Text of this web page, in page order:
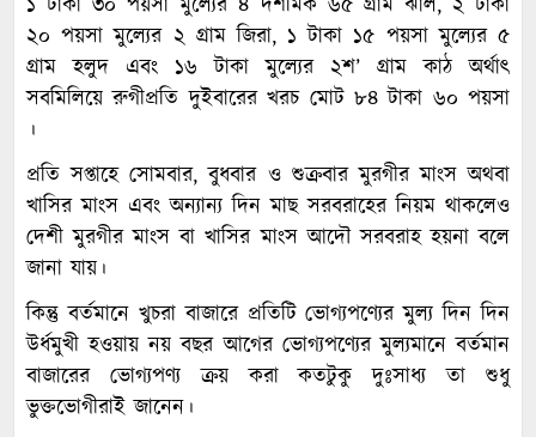
১ টাকা ৩০ পয়সা মুল্যের ৪ দশমিক ৬৫ গ্রাম ঝাল, ২ টাকা
২০ পয়সা মুল্যের ২ গ্রাম জিরা, ১ টাকা ১৫ পয়সা মুল্যের ৫
গ্রাম হলুদ এবং ১৬ টাকা মুল্যের ২শ’ গ্রাম কাঠ অর্থাৎ
সবমিলিয়ে রুগীপ্রতি দুইবারের খরচ মোট ৮৪ টাকা ৬০ পয়সা
।
প্রতি সপ্তাহে সোমবার, বুধবার ও শুক্রবার মুরগীর মাংস অথবা
খাসির মাংস এবং অন্যান্য দিন মাছ সরবরাহের নিয়ম থাকলেও
দেশী মুরগীর মাংস বা খাসির মাংস আদৌ সরবরাহ হয়না বলে
জানা যায়।
কিন্তু বর্তমানে খুচরা বাজারে প্রতিটি ভোগ্যপণ্যের মুল্য দিন দিন
উর্ধমুখী হওয়ায় নয় বছর আগের ভোগ্যপণ্যের মুল্যমানে বর্তমান
বাজারের ভোগ্যপণ্য ক্রয় করা কতটুকু দুঃসাধ্য তা শুধু
ভুক্তভোগীরাই জানেন।